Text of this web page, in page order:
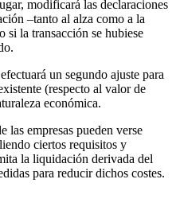
modificará las declaraciones
–tanto al alza como a la
si la transacción se hubiese
un segundo ajuste para
(respecto al valor de
económica.
las empresas pueden verse
ciertos requisitos y
la liquidación derivada del
para reducir dichos costes.